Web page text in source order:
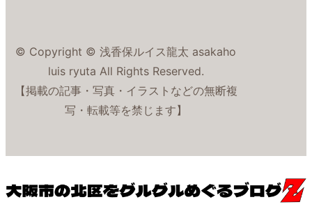
© Copyright © 浅香保ルイス龍太 asakaho
luis ryuta All Rights Reserved.
【掲載の記事・写真・イラストなどの無断複
写・転載等を禁じます】